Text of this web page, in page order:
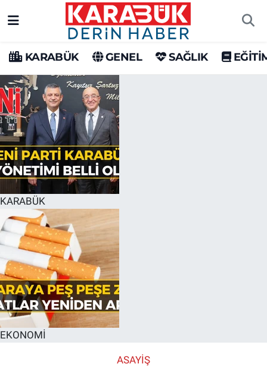
KARABÜK GENEL SAĞLIK
KARABÜK
EKONOMİ
ASAYIŞ
Karabük Hava Durumu
Karabük Trafik Yoğunluk Haritası
Süper Lig Puan Durumu ve Fikstür
Tüm Manşetler
Son Dakika Haberleri
Haber Arşivi